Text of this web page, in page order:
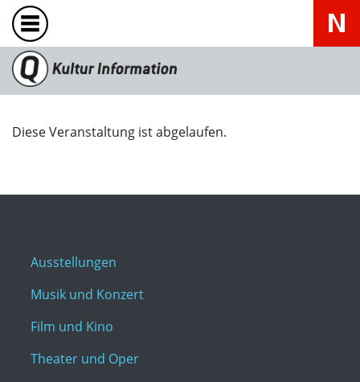
Diese Veranstaltung ist abgelaufen.
Ausstellungen
Musik und Konzert
Film und Kino
Theater und Oper